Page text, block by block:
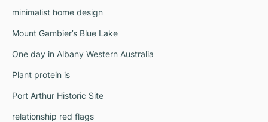
minimalist home design
Mount Gambier’s Blue Lake
One day in Albany Western Australia
Plant protein is
Port Arthur Historic Site
relationship red flags